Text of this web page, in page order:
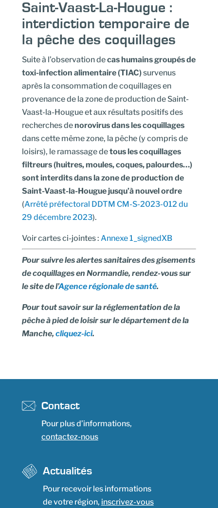
Saint-Vaast-La-Hougue :
interdiction temporaire de
la pêche des coquillages
Suite à l’observation decas humains groupés de
toxi-infection alimentaire (TIAC)survenus
après la consommation de coquillages en
provenance de la zone de production de Saint-
Vaast-la-Hougue et aux résultats positifs des
recherches denorovirus dans les coquillages
dans cette même zone, la pêche (y compris de
loisirs), le ramassage detous les coquillages
filtreurs (huitres, moules, coques, palourdes…)
sont interdits dans la zone de production de
Saint-Vaast-la-Hougue jusqu’à nouvel ordre
(Arrêté préfectoral DDTM CM-S-2023-012 du
29 décembre 2023).
Voir cartes ci-jointes : Annexe 1_signedXB
Pour suivre les alertes sanitaires des gisements
de coquillages en Normandie, rendez-vous sur
le site de l’Agence régionale de santé.
Pour tout savoir sur la réglementation de la
pêche à pied de loisir sur le département de la
Manche, cliquez-ici.
Contact
Pour plus d’informations,
contactez-nous
Actualités
Pour recevoir les informations
de votre région, inscrivez-vous